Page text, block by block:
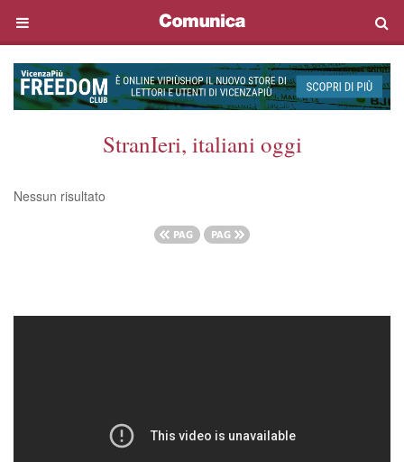
StranIeri, italiani oggi
Nessun risultato